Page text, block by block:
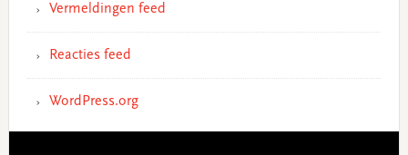
Vermeldingen feed
Reacties feed
WordPress.org